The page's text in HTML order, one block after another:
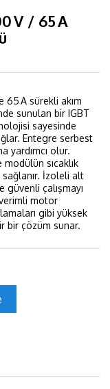
V / 65 A
65 A sürekli akım
sunulan bir IGBT
sayesinde
Entegre serbest
yardımcı olur.
sıcaklık
sağlanır. İzoleli alt
güvenli çalışmayı
motor
gibi yüksek
bir çözüm sunar.